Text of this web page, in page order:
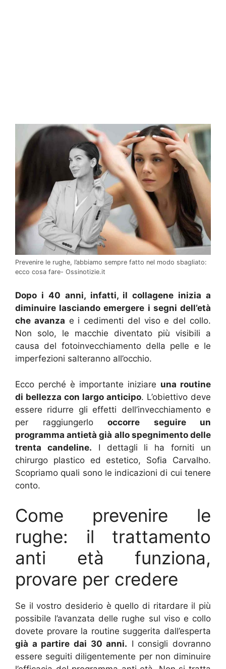
Prevenire le rughe, l’abbiamo sempre fatto nel modo sbagliato:
ecco cosa fare- Ossinotizie.it
Dopo i 40 anni, infatti, il collagene inizia a
diminuire lasciando emergere i segni dell’età
che avanza e i cedimenti del viso e del collo.
Non solo, le macchie diventato più visibili a
causa del fotoinvecchiamento della pelle e le
imperfezioni salteranno all’occhio.
Ecco perché è importante iniziare una routine
di bellezza con largo anticipo. L’obiettivo deve
essere ridurre gli effetti dell’invecchiamento e
per raggiungerlo occorre seguire un
programma antietà già allo spegnimento delle
trenta candeline. I dettagli li ha forniti un
chirurgo plastico ed estetico, Sofia Carvalho.
Scopriamo quali sono le indicazioni di cui tenere
conto.
Come prevenire le
rughe: il trattamento
anti età funziona,
provare per credere
Se il vostro desiderio è quello di ritardare il più
possibile l’avanzata delle rughe sul viso e collo
dovete provare la routine suggerita dall’esperta
già a partire dai 30 anni. I consigli dovranno
essere seguiti diligentemente per non diminuire